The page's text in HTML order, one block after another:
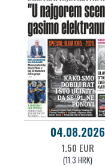
04.08.2026
1.50 EUR
(11.3 HRK)